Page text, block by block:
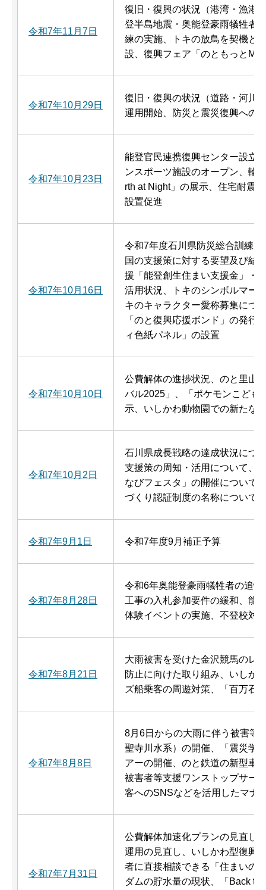
令和7年11月7日
復旧・復興の状況（港湾・漁港
登半島地震・奥能登豪雨犠牲者
練の実施、トキの放鳥を契機と
設、復興フェア「のともっと
令和7年10月29日
復旧・復興の状況（道路・河川
運用開始、防災と震災復興への
令和7年10月23日
能登官民連携復興センター設立
ンスポーツ施設のオープン、輪
rth at Night」の展示、住宅耐震
設置促進
令和7年10月16日
令和7年度石川県防災総合訓練
国の支援策に対する要望及び結
援「能登創生住まい支援金」・
活用状況、トキのシンボルマー
キのキャラクター愛称募集につ
「のと復興応援ボンド」の発行
ィ色紙パネル」の設置
令和7年10月10日
公費解体の進捗状況、のと里山
バル2025」、「ポケモンこども
示、いしかわ動物園での新たな
令和7年10月2日
石川県成長戦略の達成状況につ
支援策の周知・活用について、
なびフェスタ」の開催について
づくり認証制度の名称について
令和7年9月1日 令和7年度9月補正予算
令和7年8月28日
令和6年奥能登豪雨犠牲者の追
工事の入札参加要件の緩和、能
体験イベントの実施、不登校対
令和7年8月21日
大雨被害を受けた金沢競馬のレ
防止に向けた取り組み、いしか
ズ船乗客の周遊対策、「百万石
令和7年8月8日
8月6日からの大雨に伴う被害等
聖寺川水系）の開催、「震災学
アーの開催、のと鉄道の新型車
被害者等支援ワンストップサー
客へのSNSなどを活用したマナ
令和7年7月31日
公費解体加速化プランの見直し
運用の見直し、いしかわ型復興
者に直接相談できる「住まいの
ダムの貯水量の現状、「Back to